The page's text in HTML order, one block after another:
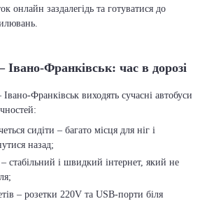
онлайн заздалегідь та готуватися до
Івано-Франківськ: час в дорозі
Франківськ виходять сучасні автобуси
сидіти – багато місця для ніг і
назад;
стабільний і швидкий інтернет, який не
– розетки 220V та USB-порти біля